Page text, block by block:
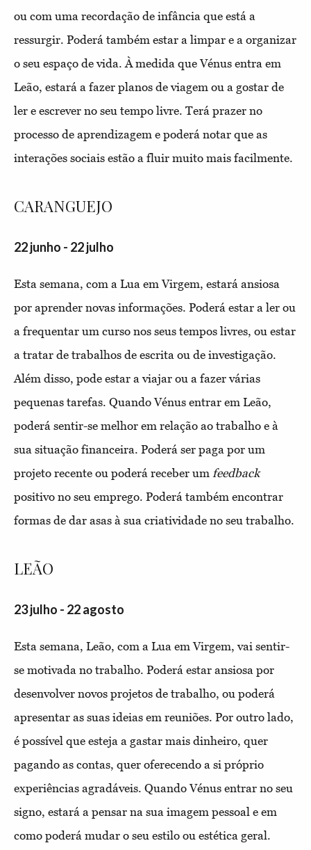
ou com uma recordação de infância que está a
ressurgir. Poderá também estar a limpar e a organizar
o seu espaço de vida. À medida que Vénus entra em
Leão, estará a fazer planos de viagem ou a gostar de
ler e escrever no seu tempo livre. Terá prazer no
processo de aprendizagem e poderá notar que as
interações sociais estão a fluir muito mais facilmente.
CARANGUEJO
22 junho - 22 julho
Esta semana, com a Lua em Virgem, estará ansiosa
por aprender novas informações. Poderá estar a ler ou
a frequentar um curso nos seus tempos livres, ou estar
a tratar de trabalhos de escrita ou de investigação.
Além disso, pode estar a viajar ou a fazer várias
pequenas tarefas. Quando Vénus entrar em Leão,
poderá sentir-se melhor em relação ao trabalho e à
sua situação financeira. Poderá ser paga por um
projeto recente ou poderá receber um feedback
positivo no seu emprego. Poderá também encontrar
formas de dar asas à sua criatividade no seu trabalho.
LEÃO
23 julho - 22 agosto
Esta semana, Leão, com a Lua em Virgem, vai sentir-
se motivada no trabalho. Poderá estar ansiosa por
desenvolver novos projetos de trabalho, ou poderá
apresentar as suas ideias em reuniões. Por outro lado,
é possível que esteja a gastar mais dinheiro, quer
pagando as contas, quer oferecendo a si próprio
experiências agradáveis. Quando Vénus entrar no seu
signo, estará a pensar na sua imagem pessoal e em
como poderá mudar o seu estilo ou estética geral.